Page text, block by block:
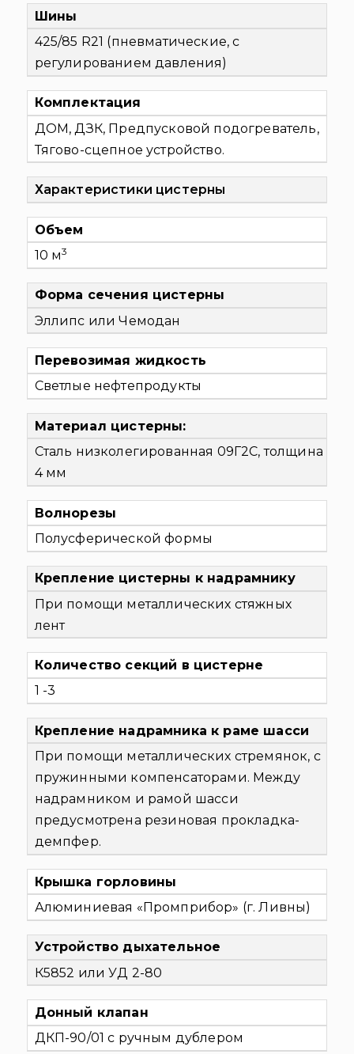
Шины
425/85 R21 (пневматические, с
регулированием давления)
Комплектация
ДОМ, ДЗК, Предпусковой подогреватель,
Тягово-сцепное устройство.
Характеристики цистерны
Объем
10 м3
Форма сечения цистерны
Эллипс или Чемодан
Перевозимая жидкость
Светлые нефтепродукты
Материал цистерны:
Сталь низколегированная 09Г2С, толщина
4 мм
Волнорезы
Полусферической формы
Крепление цистерны к надрамнику
При помощи металлических стяжных
лент
Количество секций в цистерне
1 -3
Крепление надрамника к раме шасси
При помощи металлических стремянок, с
пружинными компенсаторами. Между
надрамником и рамой шасси
предусмотрена резиновая прокладка-
демпфер.
Крышка горловины
Алюминиевая «Промприбор» (г. Ливны)
Устройство дыхательное
К5852 или УД 2-80
Донный клапан
ДКП-90/01 с ручным дублером